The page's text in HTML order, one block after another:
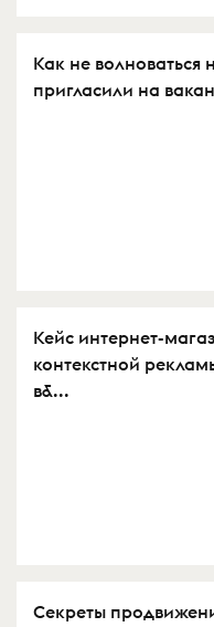
Как не волноваться
пригласили на
Кейс интернет-
контекстной
в&...
Секреты